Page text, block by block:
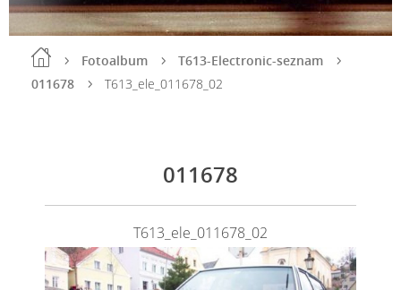
Fotoalbum
T613-Electronic-seznam
011678
T613_ele_011678_02
011678
T613_ele_011678_02